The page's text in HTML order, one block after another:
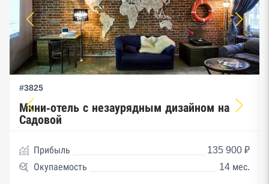
#3825
Мини-отель с незаурядным дизайном на
Садовой
Прибыль
135 900 ₽
Окупаемость
14 мес.